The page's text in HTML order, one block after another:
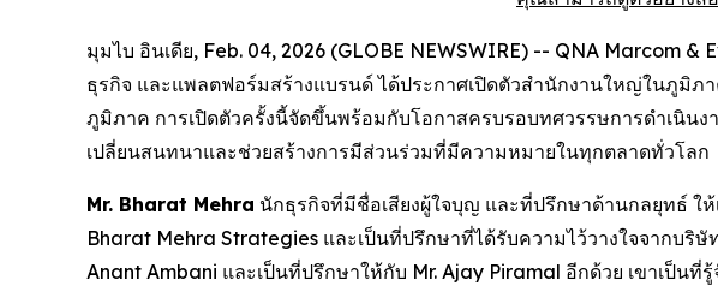
มุมไบ อินเดีย, Feb. 04, 2026 (GLOBE NEWSWIRE) -- QNA Marcom
ธุรกิจ และแพลตฟอร์มสร้างแบรนด์ ได้ประกาศเปิดตัวสำนักงานใหญ่ในภูมิภ
ภูมิภาค การเปิดตัวครั้งนี้จัดขึ้นพร้อมกับโอกาสครบรอบทศวรรษการดำเนิน
เปลี่ยนสนทนาและช่วยสร้างการมีส่วนร่วมที่มีความหมายในทุกตลาดทั่วโลก
Mr. Bharat Mehra นักธุรกิจที่มีชื่อเสียงผู้ใจบุญ และที่ปรึกษาด้านกลยุทธ์ ใ
Bharat Mehra Strategies และเป็นที่ปรึกษาที่ได้รับความไว้วางใจจากบริ
Anant Ambani และเป็นที่ปรึกษาให้กับ Mr. Ajay Piramal อีกด้วย เขาเป็น